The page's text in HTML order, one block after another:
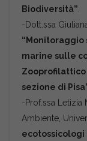
Biodiversità”
-Dott.ssa
marine sulle
Zooprofilattico
sezione di
-Prof.ssa Letizia
Ambiente,
ecotossicologi